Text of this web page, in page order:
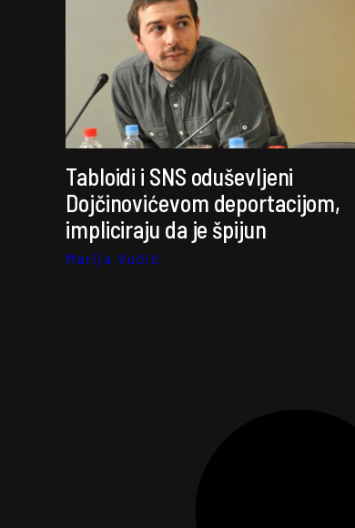
Tabloidi i SNS oduševljeni
Dojčinovićevom deportacijom,
impliciraju da je špijun
Marija Vučić